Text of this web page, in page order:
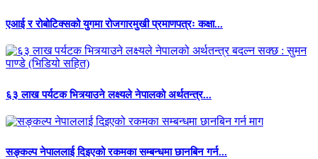
एआई र रोबोटिक्सको युगमा रोजगारमुखी प्रमाणपत्रः कक्षा...
६३ लाख पर्यटक भित्र्याउने लक्ष्यले नेपालको अर्थतन्त्र...
सङ्कल्प नेपाललाई दिइएको रकमका सम्बन्धमा छानबिन गर्न...